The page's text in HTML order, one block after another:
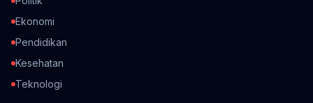
Ekonomi
Pendidikan
Kesehatan
Teknologi